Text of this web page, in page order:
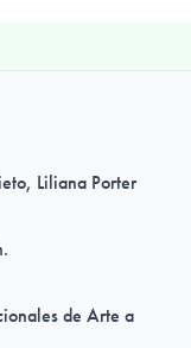
Liliana Porter
de Arte a